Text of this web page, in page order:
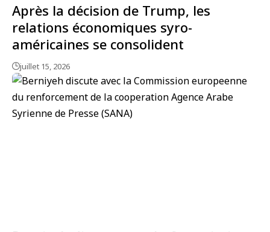
Après la décision de Trump, les
relations économiques syro-
américaines se consolident
juillet 15, 2026